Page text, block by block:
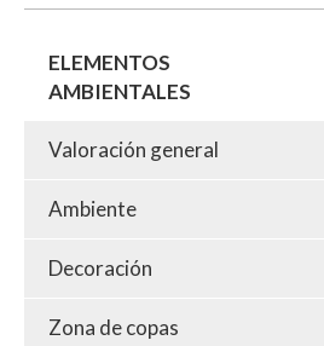
ELEMENTOS
AMBIENTALES
Valoración general
Ambiente
Decoración
Zona de copas